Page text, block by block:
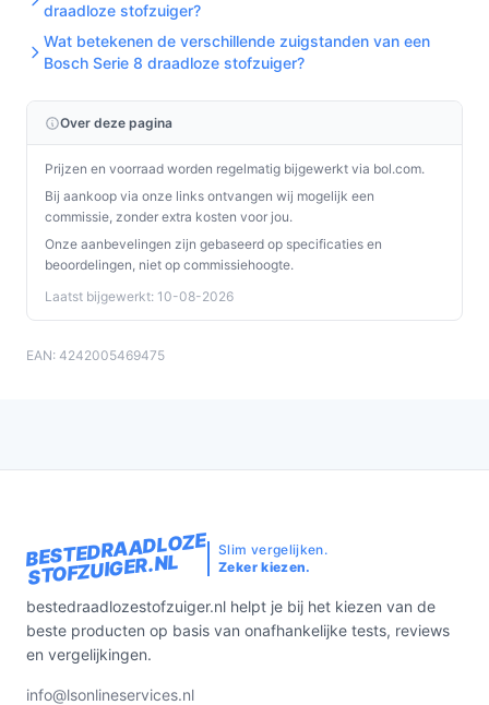
draadloze stofzuiger?
Wat betekenen de verschillende zuigstanden van een
Bosch Serie 8 draadloze stofzuiger?
Over deze pagina
Prijzen en voorraad worden regelmatig bijgewerkt via bol.com.
Bij aankoop via onze links ontvangen wij mogelijk een
commissie, zonder extra kosten voor jou.
Onze aanbevelingen zijn gebaseerd op specificaties en
beoordelingen, niet op commissiehoogte.
Laatst bijgewerkt: 10-08-2026
EAN: 4242005469475
BESTEDRAADLOZE
STOFZUIGER.NL
Slim vergelijken.
Zeker kiezen.
bestedraadlozestofzuiger.nl helpt je bij het kiezen van de
beste producten op basis van onafhankelijke tests, reviews
en vergelijkingen.
info@lsonlineservices.nl